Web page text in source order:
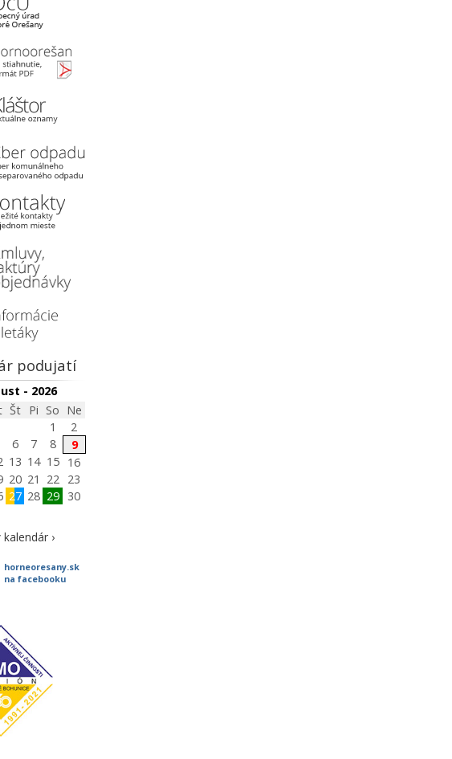
podujatí
- 2026
Št Pi So Ne
1
2
6 7 8
9
13 14 15
16
20 21 22
23
27 28 29
30
kalendár ›
horneoresany.sk
na facebooku